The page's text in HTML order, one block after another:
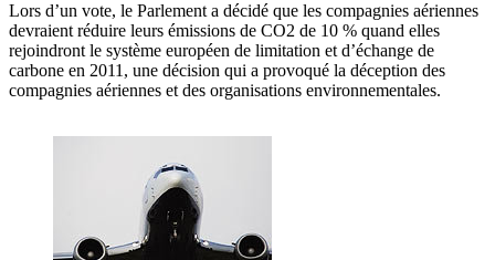
Lors d’un vote, le Parlement a décidé que les compagnies aériennes
devraient réduire leurs émissions de CO2 de 10 % quand elles
rejoindront le système européen de limitation et d’échange de
carbone en 2011, une décision qui a provoqué la déception des
compagnies aériennes et des organisations environnementales.